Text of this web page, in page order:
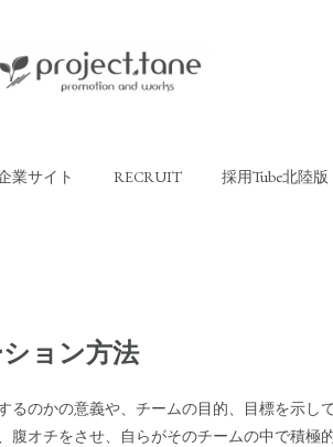
業サイト RECRUIT 採用Tube北陸版
ョン方法
るのかの意義や、チームの目的、目標を示し
腹オチをさせ、自らがそのチームの中で積極